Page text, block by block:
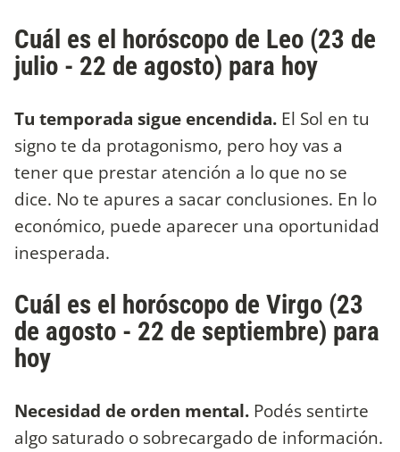
Cuál es el horóscopo de Leo (23 de
julio - 22 de agosto) para hoy
Tu temporada sigue encendida. El Sol en tu
signo te da protagonismo, pero hoy vas a
tener que prestar atención a lo que no se
dice. No te apures a sacar conclusiones. En lo
económico, puede aparecer una oportunidad
inesperada.
Cuál es el horóscopo de Virgo (23
de agosto - 22 de septiembre) para
hoy
Necesidad de orden mental. Podés sentirte
algo saturado o sobrecargado de información.